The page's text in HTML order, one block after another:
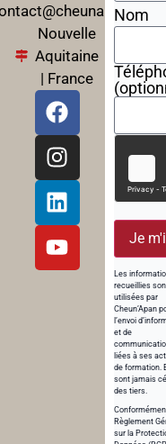
Nouvelle
Aquitaine
| France
Nom
Je
Les
recueillies
utilisées par
Cheun’Apan
l’envoi
et de
liées à ses
de formation.
sont jamais
des tiers.
Règlement
sur la